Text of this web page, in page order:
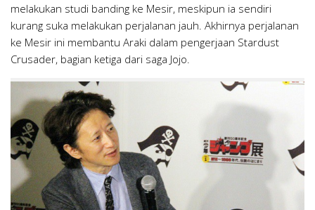
melakukan studi banding ke Mesir, meskipun ia sendiri
kurang suka melakukan perjalanan jauh. Akhirnya perjalanan
ke Mesir ini membantu Araki dalam pengerjaan Stardust
Crusader, bagian ketiga dari saga Jojo.